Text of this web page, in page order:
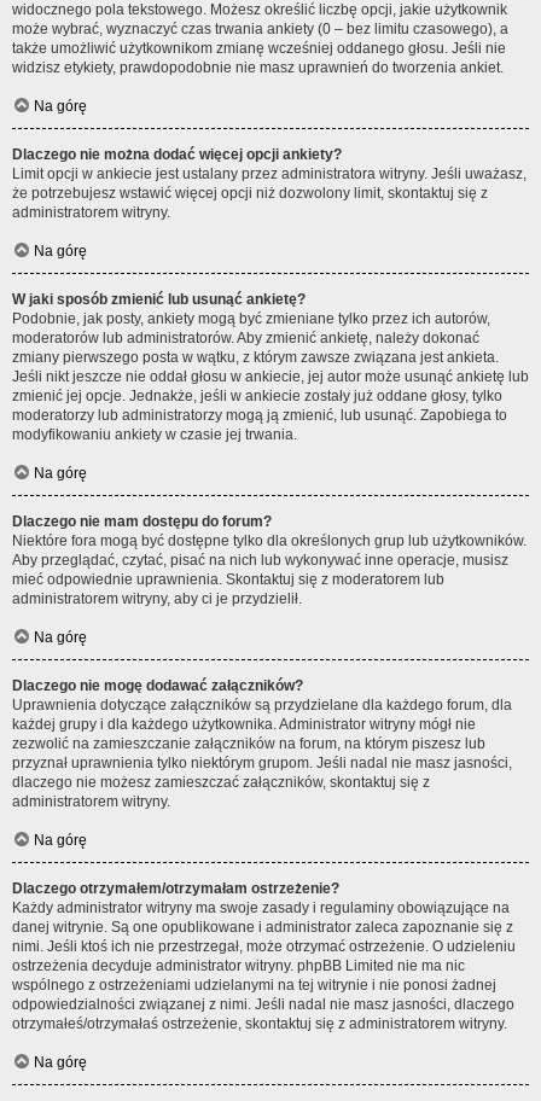
widocznego pola tekstowego. Możesz określić liczbę opcji, jakie użytkownik
może wybrać, wyznaczyć czas trwania ankiety (0 – bez limitu czasowego), a
także umożliwić użytkownikom zmianę wcześniej oddanego głosu. Jeśli nie
widzisz etykiety, prawdopodobnie nie masz uprawnień do tworzenia ankiet.
Na górę
Dlaczego nie można dodać więcej opcji ankiety?
Limit opcji w ankiecie jest ustalany przez administratora witryny. Jeśli uważasz,
że potrzebujesz wstawić więcej opcji niż dozwolony limit, skontaktuj się z
administratorem witryny.
Na górę
W jaki sposób zmienić lub usunąć ankietę?
Podobnie, jak posty, ankiety mogą być zmieniane tylko przez ich autorów,
moderatorów lub administratorów. Aby zmienić ankietę, należy dokonać
zmiany pierwszego posta w wątku, z którym zawsze związana jest ankieta.
Jeśli nikt jeszcze nie oddał głosu w ankiecie, jej autor może usunąć ankietę lub
zmienić jej opcje. Jednakże, jeśli w ankiecie zostały już oddane głosy, tylko
moderatorzy lub administratorzy mogą ją zmienić, lub usunąć. Zapobiega to
modyfikowaniu ankiety w czasie jej trwania.
Na górę
Dlaczego nie mam dostępu do forum?
Niektóre fora mogą być dostępne tylko dla określonych grup lub użytkowników.
Aby przeglądać, czytać, pisać na nich lub wykonywać inne operacje, musisz
mieć odpowiednie uprawnienia. Skontaktuj się z moderatorem lub
administratorem witryny, aby ci je przydzielił.
Na górę
Dlaczego nie mogę dodawać załączników?
Uprawnienia dotyczące załączników są przydzielane dla każdego forum, dla
każdej grupy i dla każdego użytkownika. Administrator witryny mógł nie
zezwolić na zamieszczanie załączników na forum, na którym piszesz lub
przyznał uprawnienia tylko niektórym grupom. Jeśli nadal nie masz jasności,
dlaczego nie możesz zamieszczać załączników, skontaktuj się z
administratorem witryny.
Na górę
Dlaczego otrzymałem/otrzymałam ostrzeżenie?
Każdy administrator witryny ma swoje zasady i regulaminy obowiązujące na
danej witrynie. Są one opublikowane i administrator zaleca zapoznanie się z
nimi. Jeśli ktoś ich nie przestrzegał, może otrzymać ostrzeżenie. O udzieleniu
ostrzeżenia decyduje administrator witryny. phpBB Limited nie ma nic
wspólnego z ostrzeżeniami udzielanymi na tej witrynie i nie ponosi żadnej
odpowiedzialności związanej z nimi. Jeśli nadal nie masz jasności, dlaczego
otrzymałeś/otrzymałaś ostrzeżenie, skontaktuj się z administratorem witryny.
Na górę